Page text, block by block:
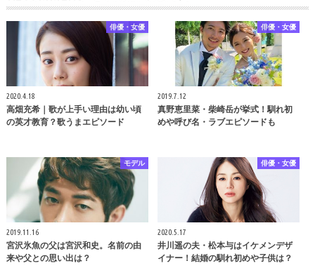
俳優・女優
2020.4.18
高畑充希｜歌が上手い理由は幼い頃
の英才教育？歌うまエピソード
俳優・女優
2019.7.12
真野恵里菜・柴崎岳が挙式！馴れ初
めや呼び名・ラブエピソードも
モデル
2019.11.16
宮沢氷魚の父は宮沢和史。名前の由
来や父との思い出は？
俳優・女優
2020.5.17
井川遥の夫・松本与はイケメンデザ
イナー！結婚の馴れ初めや子供は？